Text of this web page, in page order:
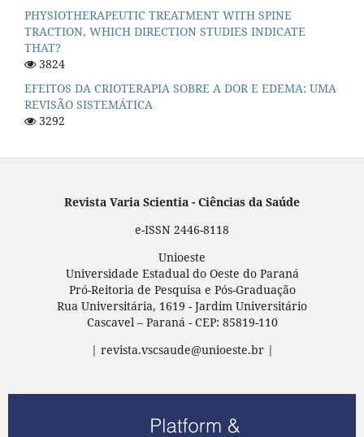
PHYSIOTHERAPEUTIC TREATMENT WITH SPINE
TRACTION, WHICH DIRECTION STUDIES INDICATE
THAT?
3824
EFEITOS DA CRIOTERAPIA SOBRE A DOR E EDEMA: UMA
REVISÃO SISTEMÁTICA
3292
Revista Varia Scientia - Ciências da Saúde
e-ISSN 2446-8118
Unioeste
Universidade Estadual do Oeste do Paraná
Pró-Reitoria de Pesquisa e Pós-Graduação
Rua Universitária, 1619 - Jardim Universitário
Cascavel – Paraná - CEP: 85819-110
| revista.vscsaude@unioeste.br |